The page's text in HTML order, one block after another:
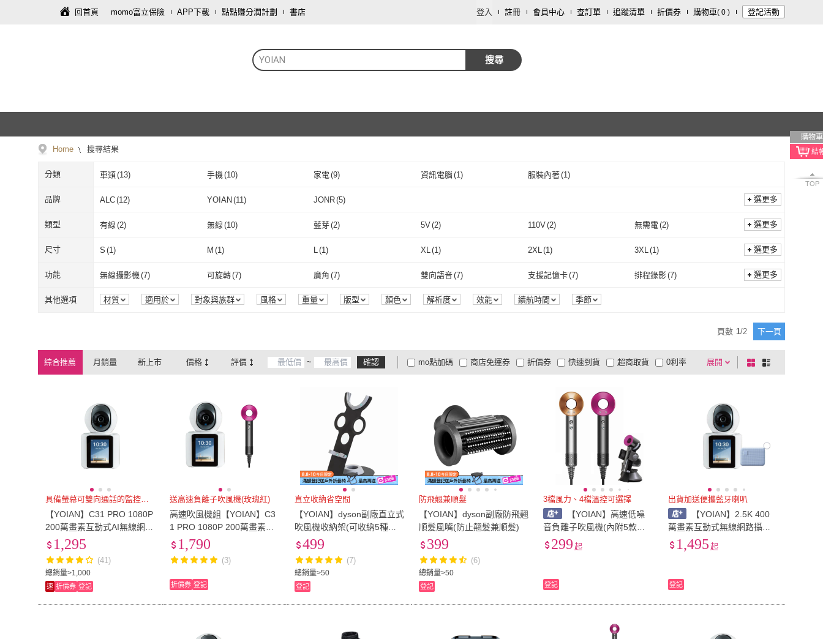
回首頁 momo富立保險 APP下載 點點賺分潤計劃 書店 登入 註冊 會員中心 查訂單 追蹤清單 折價券 購物車( 0 ) 登記活動
YOIAN 搜尋
購物車
TOP
Home 搜尋結果
分類 車類(13) 手機(10) 家電 (9) 資訊電腦(1) 服裝內著(1)
品牌 ALC(12) YOIAN(11) JONR(5)
ALC YOIAN JONR
選更多
類型 有線 (2) 無線 (10) 藍芽(2) 5V(2) 110V(2) 無需電 (2)
掃拖二合一 無刷馬達 HEPA濾網 手持/直立
有線 無線
掃拖二合一 無刷馬達 HEPA濾網 手持/直立
選更多
尺寸 S (1) M (1) L (1) XL (1) 2XL (1) 3XL (1)
4XL (1) 5XL(1) 6XL (1) 36(1)
S(1) M(1) L XL( 2XL 3XL
4XL 5XL( 6XL(1 ) 36
選更多
功能 無線攝影機(7) 可旋轉(7) 廣角 (7) 雙向語音(7) 支援記憶卡(7) 排程錄影(7)
移動追蹤 APP搖控( 智慧聯網(3) 語音聲控(3 無線搖控
智慧建圖模式(1) 弓字型模式(1) Z字型模式(1) 沿邊清掃(1) 智慧行走模式(1) 斷點續掃模式(1)
自動回洗拖布(1) 自動烘乾拖布(1) 自動集塵(1) 自動給水裝置(1) 無水箱(1) 61-70dB(2)
無線攝影機(7) 可旋轉 廣角(7) 雙向語音(7) 支援記憶卡
多段溫控(2) 負離子(2) 虛擬牆模式(1) 自動回充模式(1) 防掉落模式(1) 防碰撞模式(1)
智慧建圖模式(1) 弓字型模式(1) Z字型模式(1) 沿邊清掃(1) 智慧行走模式(1) 斷點續掃模式(1)
自動集塵( 無水箱 1)
智能燈座 雷射導航
取消 選更多
其他選項 材質 適用於 對象與族群 風格 重量 版型 顏色 解析度 效能 續航時間 季節
頁數 1/2 下一頁
綜合推薦 月銷量 新上市 價格 評價 ~ 確認 展開
折價券
有影片
商品有量 電視購物
mo點加碼 快速到貨 超商取貨
大家電安心配
大家電快配
商店免運券 0利率
及以上 1 及以上
棋
盤
列
具備螢幕可雙向通話的監控攝影機
【YOIAN】C31 PRO 1080P
200萬畫素互動式AI無線網路
攝影機/監視器(通過2025歐
盟資安認證/保障隱私)
總銷量>1,000
1,295
(41)
速 折價券 登記
送高速負離子吹風機(玫瑰紅)
高速吹風機組【YOIAN】C3
1 PRO 1080P 200萬畫素互
動式AI無線網路攝影機/監視
器(可兩台串聯/寵物老人照
護)
1,790
(3)
折價券 登記
直立收納省空間
【YOIAN】dyson副廠直立式
吹風機收納架(可收納5種風
嘴)
總銷量>50
499
(7)
登記
防飛翹兼順髮
【YOIAN】dyson副廠防飛翹
順髮風嘴(防止翹髮兼順髮)
總銷量>50
399
(6)
登記
3檔風力、4檔溫控可選擇
【YOIAN】高速低噪
音負離子吹風機(內附5款吹
嘴｜可加購收納架、翹順吹
嘴｜美髮｜寵物)
299 起
登記
出貨加送便攜藍牙喇叭
【YOIAN】2.5K 400
萬畫素互動式無線網路攝影
機/監視器 C41 PRO(通過20
25歐盟資安認證/保護隱私)
1,495 起
登記